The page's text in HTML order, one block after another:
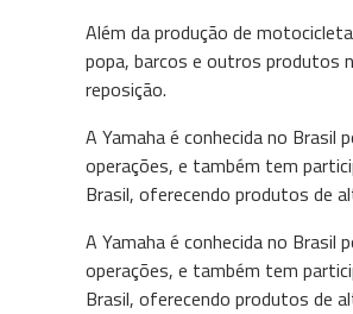
Além da produção de
popa, barcos e outros produtos
reposição.
A Yamaha é conhecida no
operações, e também tem
Brasil, oferecendo produtos de
A Yamaha é conhecida no
operações, e também tem
Brasil, oferecendo produtos de